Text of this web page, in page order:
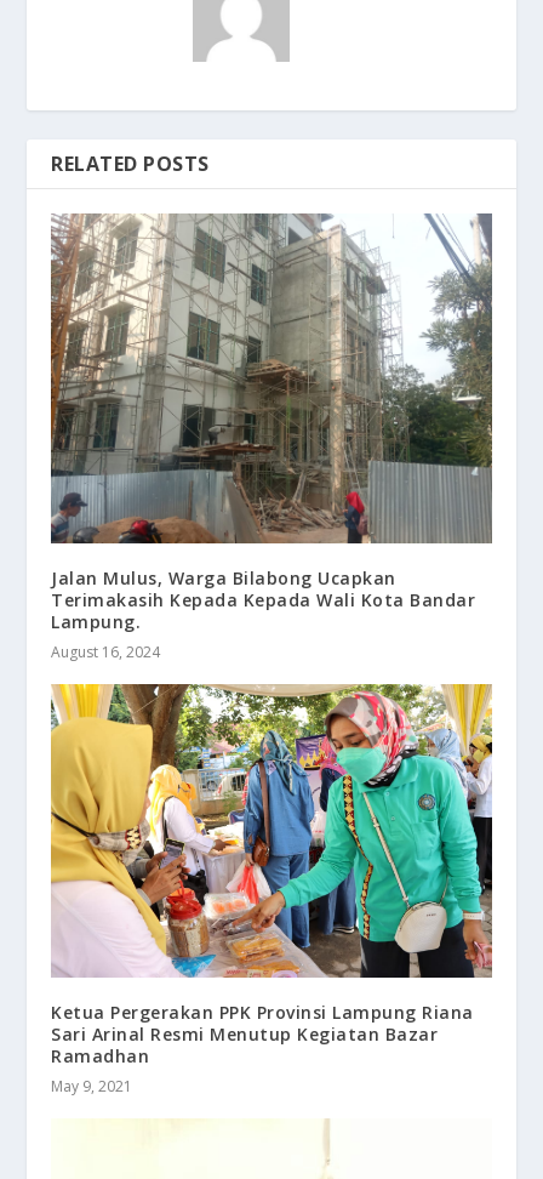
RELATED POSTS
Jalan Mulus, Warga Bilabong Ucapkan
Terimakasih Kepada Kepada Wali Kota Bandar
Lampung.
August 16, 2024
Ketua Pergerakan PPK Provinsi Lampung Riana
Sari Arinal Resmi Menutup Kegiatan Bazar
Ramadhan
May 9, 2021